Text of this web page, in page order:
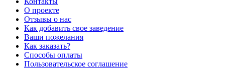
О проекте
Отзывы о нас
Как добавить свое заведение
Ваши пожелания
Как заказать?
Способы оплаты
Пользовательское соглашение